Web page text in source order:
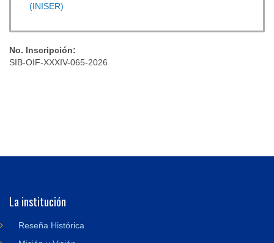
(INISER)
No. Inscripción:
SIB-OIF-XXXIV-065-2026
La institución
Reseña Histórica